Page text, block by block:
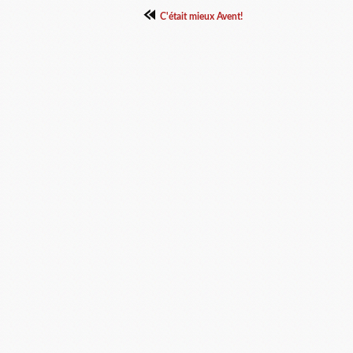
C'était mieux Avent!